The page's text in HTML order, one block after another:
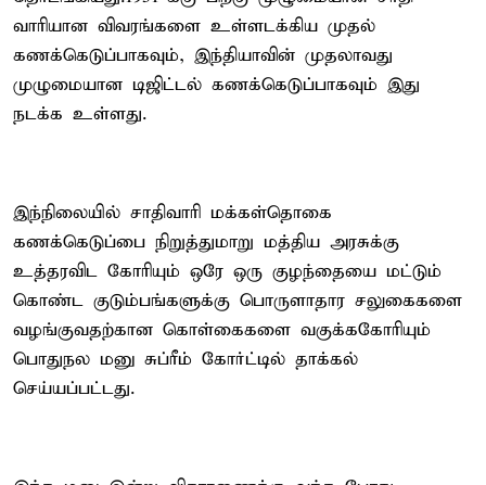
வாரியான விவரங்களை உள்ளடக்கிய முதல்
கணக்கெடுப்பாகவும், இந்தியாவின் முதலாவது
முழுமையான டிஜிட்டல் கணக்கெடுப்பாகவும் இது
நடக்க உள்ளது.
இந்நிலையில் சாதிவாரி மக்கள்தொகை
கணக்கெடுப்பை நிறுத்துமாறு மத்திய அரசுக்கு
உத்தரவிட கோரியும் ஒரே ஒரு குழந்தையை மட்டும்
கொண்ட குடும்பங்களுக்கு பொருளாதார சலுகைகளை
வழங்குவதற்கான கொள்கைகளை வகுக்ககோரியும்
பொதுநல மனு சுப்ரீம் கோர்ட்டில் தாக்கல்
செய்யப்பட்டது.